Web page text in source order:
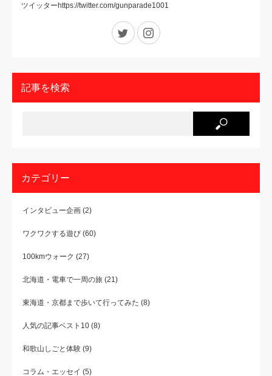
ツイッターhttps://twitter.com/gunparade1001
Twitter
記事を検索
カテゴリー
インタビュー企画 (2)
ワクワクする遊び (60)
100kmウォーク (27)
北海道・電車で一周の旅 (21)
東海道・京都まで歩いて行ってみた (8)
人気の記事ベスト10 (8)
和歌山しごと体験 (9)
コラム・エッセイ (5)